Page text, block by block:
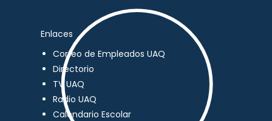
Enlaces
Correo de Empleados UAQ
Directorio
TV UAQ
Radio UAQ
Calendario Escolar